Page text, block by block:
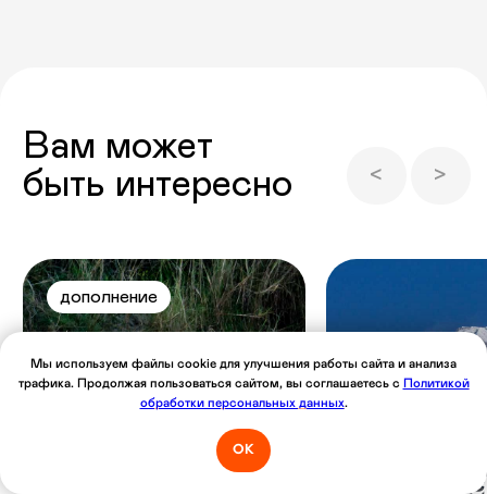
Мы используем файлы cookie для улучшения работы сайта и анализа
трафика. Продолжая пользоваться сайтом, вы соглашаетесь с Политикой
обработки персональных данных.
ОК